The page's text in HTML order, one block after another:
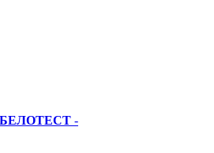
БЕЛОТЕСТ -